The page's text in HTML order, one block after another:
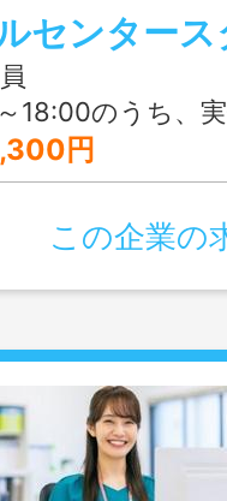
センタース
18:00のうち、
円
この企業の